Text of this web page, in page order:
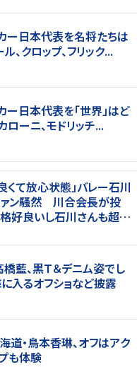
カー日本代表を名将たちは
、クロップ、フリック...
ー日本代表を「世界」はど
ローニ、モドリッチ...
くて放心状態」バレー石川
ァン騒然 川合会長が投
格好良いし石川さんも超格
橋藍、黒Ｔ＆デニム姿でし
入るオフショなど披露
道・鳥本香琳、オフはアク
も体験